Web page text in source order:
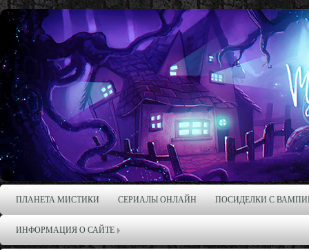
ПЛАНЕТА МИСТИКИ СЕРИАЛЫ ОНЛАЙН ПОСИДЕЛКИ С
ИНФОРМАЦИЯ О САЙТЕ